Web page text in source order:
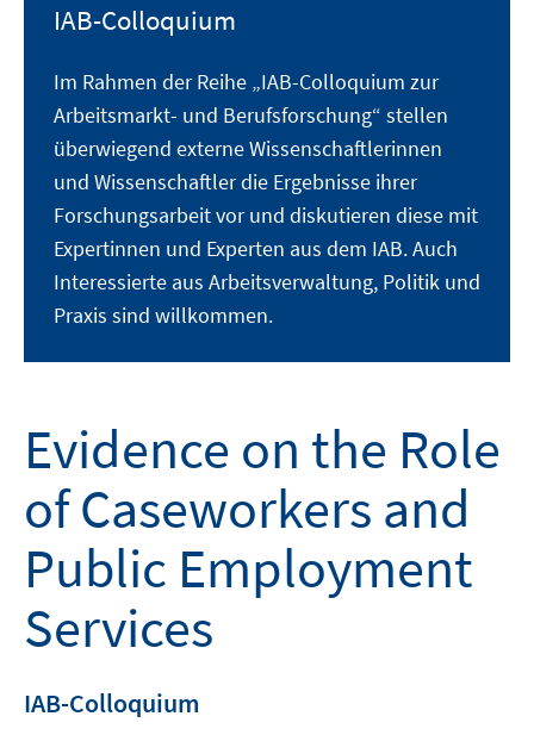
IAB-Colloquium
Im Rahmen der Reihe „IAB-Colloquium zur
Arbeitsmarkt- und Berufsforschung“ stellen
überwiegend externe Wissenschaftlerinnen
und Wissenschaftler die Ergebnisse ihrer
Forschungsarbeit vor und diskutieren diese mit
Expertinnen und Experten aus dem IAB. Auch
Interessierte aus Arbeitsverwaltung, Politik und
Praxis sind willkommen.
Evidence on the Role
of Caseworkers and
Public Employment
Services
IAB-Colloquium